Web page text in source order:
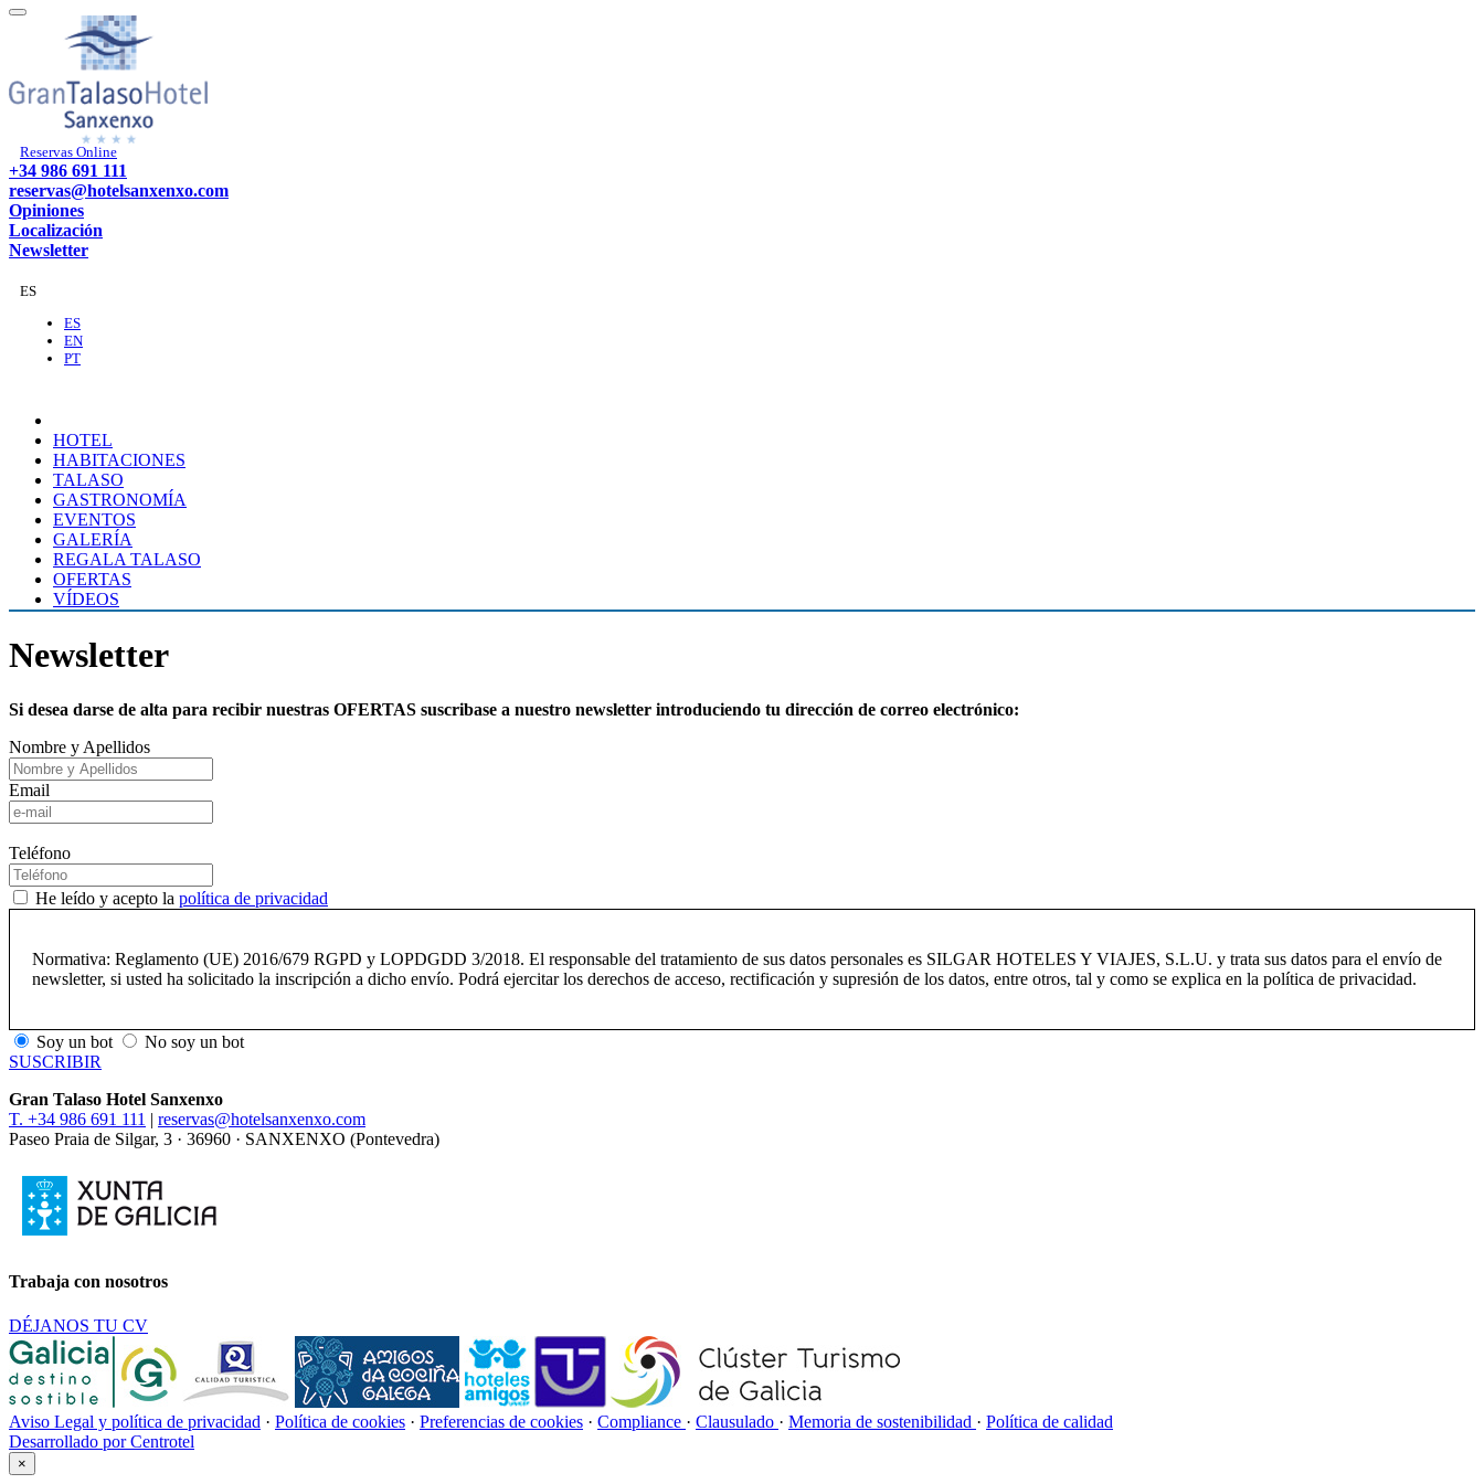
Reservas Online
+34 986 691 111
reservas@hotelsanxenxo.com
Opiniones
Localización
Newsletter
ES
ES
EN
PT
HOTEL
HABITACIONES
TALASO
GASTRONOMÍA
EVENTOS
GALERÍA
REGALA TALASO
OFERTAS
VÍDEOS
Newsletter
Si desea darse de alta para recibir nuestras OFERTAS suscribase a nuestro newsletter introduciendo tu dirección de correo electrónico:
Nombre y Apellidos
Email
Teléfono
He leído y acepto la política de privacidad
Normativa: Reglamento (UE) 2016/679 RGPD y LOPDGDD 3/2018. El responsable del tratamiento de sus datos personales es SILGAR HOTELES Y VIAJES, S.L.U. y trata sus datos para el envío de
newsletter, si usted ha solicitado la inscripción a dicho envío. Podrá ejercitar los derechos de acceso, rectificación y supresión de los datos, entre otros, tal y como se explica en la política de privacidad.
Soy un bot
No soy un bot
SUSCRIBIR
Gran Talaso Hotel Sanxenxo
T. +34 986 691 111 | reservas@hotelsanxenxo.com
Paseo Praia de Silgar, 3 · 36960 · SANXENXO (Pontevedra)
Trabaja con nosotros
DÉJANOS TU CV
Aviso Legal y política de privacidad · Política de cookies · Preferencias de cookies · Compliance · Clausulado · Memoria de sostenibilidad · Política de calidad
Desarrollado por Centrotel
×